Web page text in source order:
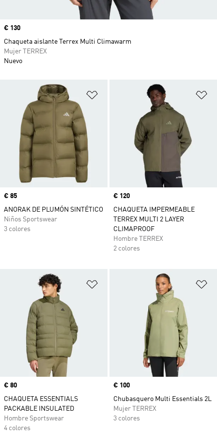
Añadir a la lista de deseos
Precio
€ 85
ANORAK DE PLUMÓN SINTÉTICO
Niños Sportswear
3 colores
Precio
€ 120
CHAQUETA IMPERMEABLE
TERREX MULTI 2 LAYER
CLIMAPROOF
Hombre TERREX
2 colores
Añadir a la lista de deseos
Precio
€ 80
CHAQUETA ESSENTIALS
PACKABLE INSULATED
Hombre Sportswear
4 colores
Precio
€ 100
Chubasquero Multi Essentials 2L
Mujer TERREX
3 colores
Precio
€ 130
Chaqueta aislante Terrex Multi Climawarm
Mujer TERREX
Nuevo